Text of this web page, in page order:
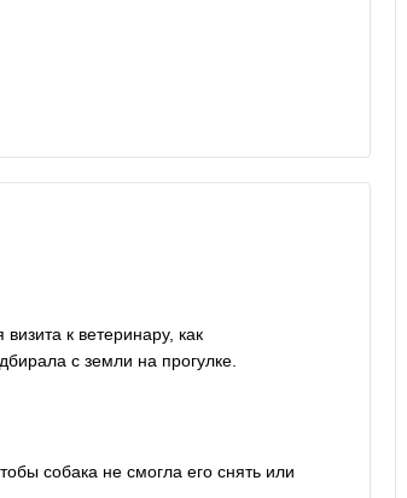
к ветеринару, как
с земли на прогулке.
собака не смогла его снять или